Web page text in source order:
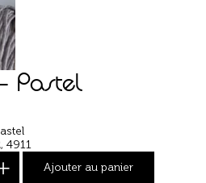
Pastel
4911
Ajouter au panier